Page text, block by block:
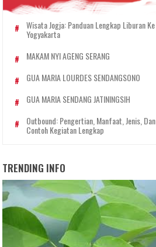
Wisata Jogja: Panduan Lengkap Liburan Ke
Yogyakarta
MAKAM NYI AGENG SERANG
GUA MARIA LOURDES SENDANGSONO
GUA MARIA SENDANG JATININGSIH
Outbound: Pengertian, Manfaat, Jenis, Dan
Contoh Kegiatan Lengkap
TRENDING INFO